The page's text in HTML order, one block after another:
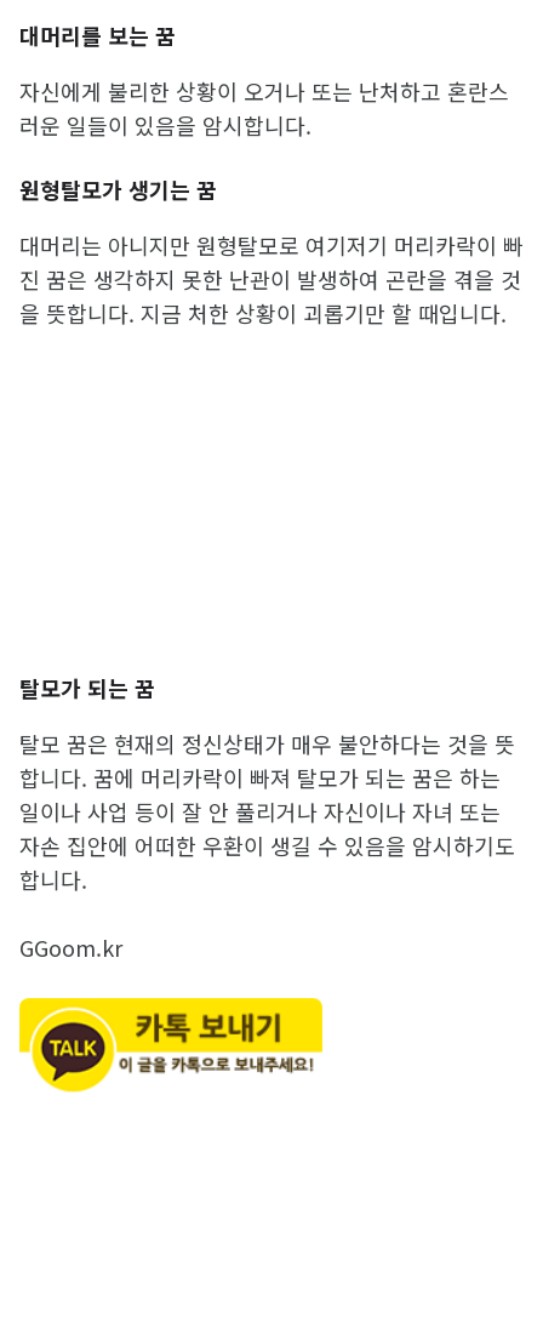
대머리를 보는 꿈
자신에게 불리한 상황이 오거나 또는 난처하고 혼란스
러운 일들이 있음을 암시합니다.
원형탈모가 생기는 꿈
대머리는 아니지만 원형탈모로 여기저기 머리카락이 빠
진 꿈은 생각하지 못한 난관이 발생하여 곤란을 겪을 것
을 뜻합니다. 지금 처한 상황이 괴롭기만 할 때입니다.
탈모가 되는 꿈
탈모 꿈은 현재의 정신상태가 매우 불안하다는 것을 뜻
합니다. 꿈에 머리카락이 빠져 탈모가 되는 꿈은 하는
일이나 사업 등이 잘 안 풀리거나 자신이나 자녀 또는
자손 집안에 어떠한 우환이 생길 수 있음을 암시하기도
합니다.
GGoom.kr